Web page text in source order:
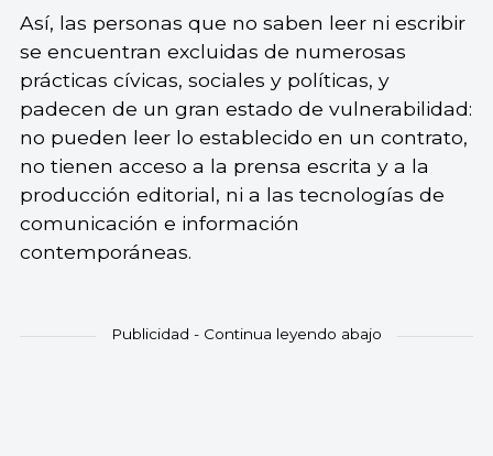
Así, las personas que no saben leer ni escribir
se encuentran excluidas de numerosas
prácticas cívicas, sociales y políticas, y
padecen de un gran estado de vulnerabilidad:
no pueden leer lo establecido en un contrato,
no tienen acceso a la prensa escrita y a la
producción editorial, ni a las tecnologías de
comunicación e información
contemporáneas.